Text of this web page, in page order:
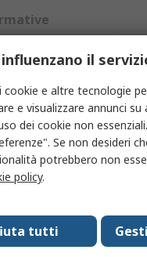
operativa
il
cookie e altre tecnologie
e visualizzare annunci
dei cookie non
Se non desideri
potrebbero non
policy.
tutti